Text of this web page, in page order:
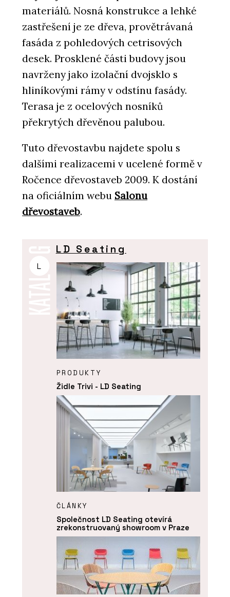
materiálů. Nosná konstrukce a lehké
zastřešení je ze dřeva, provětrávaná
fasáda z pohledových cetrisových
desek. Prosklené části budovy jsou
navrženy jako izolační dvojsklo s
hliníkovými rámy v odstínu fasády.
Terasa je z ocelových nosníků
překrytých dřevěnou palubou.
Tuto dřevostavbu najdete spolu s
dalšími realizacemi v ucelené formě v
Ročence dřevostaveb 2009. K dostání
na oficiálním webu Salonu
dřevostaveb.
L
LD Seating
PRODUKTY
Židle Trivi - LD Seating
ČLÁNKY
Společnost LD Seating otevírá
zrekonstruovaný showroom v Praze